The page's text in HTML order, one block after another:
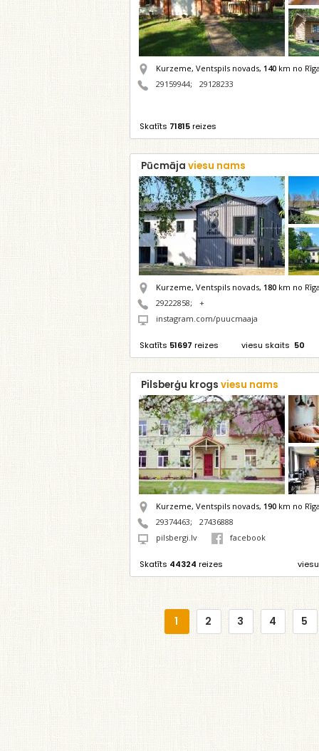
Kurzeme, Ventspils novads, 140 km no
29159944; 29128233
Skatīts 71815reizes
Pūcmāja viesu nams
Kurzeme, Ventspils novads, 180 km no
29222858;
+
instagram.com/puucmaaja
Skatīts 51697 reizes viesu skaits 50
Pilsberģu krogs viesu nams
Kurzeme, Ventspils novads, 190 km no
29374463;
27436888
pilsbergi.lv
facebook
Skatīts 44324 reizes
1 2 3 4 5